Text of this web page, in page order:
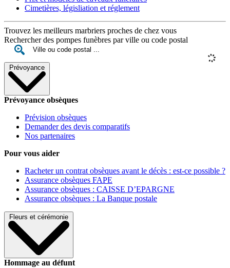
Cimetières, législiation et réglement
Trouvez les meilleurs marbriers proches de chez vous
Rechercher des pompes funèbres par ville ou code postal
Prévoyance
Prévoyance obsèques
Prévision obsèques
Demander des devis comparatifs
Nos partenaires
Pour vous aider
Racheter un contrat obsèques avant le décès : est-ce possible ?
Assurance obsèques FAPE
Assurance obsèques : CAISSE D’EPARGNE
Assurance obsèques : La Banque postale
Fleurs et cérémonie
Hommage au défunt